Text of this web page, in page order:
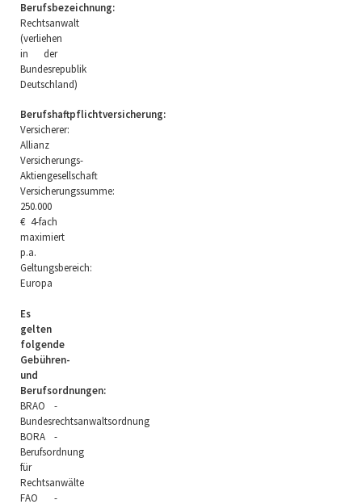
Berufsbezeichnung:
Rechtsanwalt
(verliehen
in der
Bundesrepublik
Deutschland)
Berufshaftpflichtversicherung:
Versicherer:
Allianz
Versicherungs-
Aktiengesellschaft
Versicherungssumme:
250.000
€ 4-fach
maximiert
p.a.
Geltungsbereich:
Europa
Es
gelten
folgende
Gebühren-
und
Berufsordnungen:
BRAO -
Bundesrechtsanwaltsordnung
BORA -
Berufsordnung
für
Rechtsanwälte
FAO -